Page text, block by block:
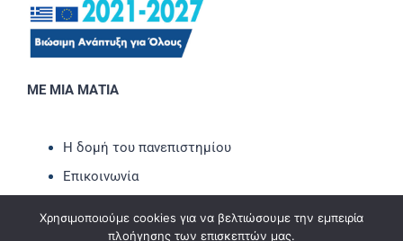
ΜΕ ΜΙΑ ΜΑΤΙΑ
Η δομή του πανεπιστημίου
Επικοινωνία
Εκδηλώσεις
Χρησιμοποιούμε cookies για να βελτιώσουμε την εμπειρία
πλοήγησης των επισκεπτών μας.